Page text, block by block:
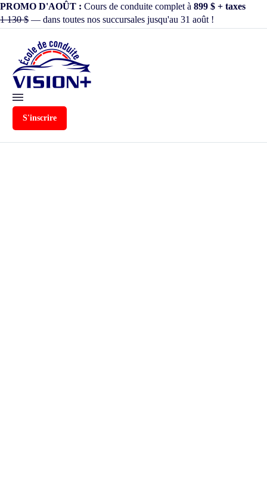
PROMO D'AOÛT : Cours de conduite complet à 899 $ + taxes
1 130 $ — dans toutes nos succursales jusqu'au 31 août !
S'inscrire